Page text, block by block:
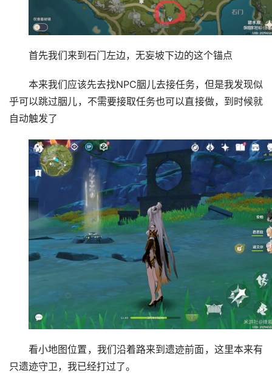
首先我们来到石门左边，无妄坡下边的这个锚点
本来我们应该先去找NPC胭儿去接任务，但是我发现似
乎可以跳过胭儿，不需要接取任务也可以直接做，到时候就
自动触发了
看小地图位置，我们沿着路来到遗迹前面，这里本来有
只遗迹守卫，我已经打过了。